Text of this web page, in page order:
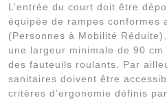
L’entrée du court doit être
équipée de rampes conformes
(Personnes à Mobilité
une largeur minimale de 90
des fauteuils roulants. Par
sanitaires doivent être
critères d’ergonomie définis